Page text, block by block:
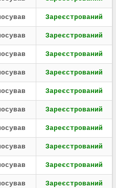
Зареєстрований
Зареєстрований
Зареєстрований
Зареєстрований
Зареєстрований
Зареєстрований
Зареєстрований
Зареєстрований
Зареєстрований
Зареєстрований